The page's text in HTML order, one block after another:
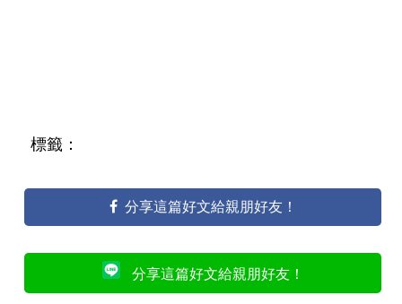
標籤：
分享這篇好文給親朋好友！
分享這篇好文給親朋好友！